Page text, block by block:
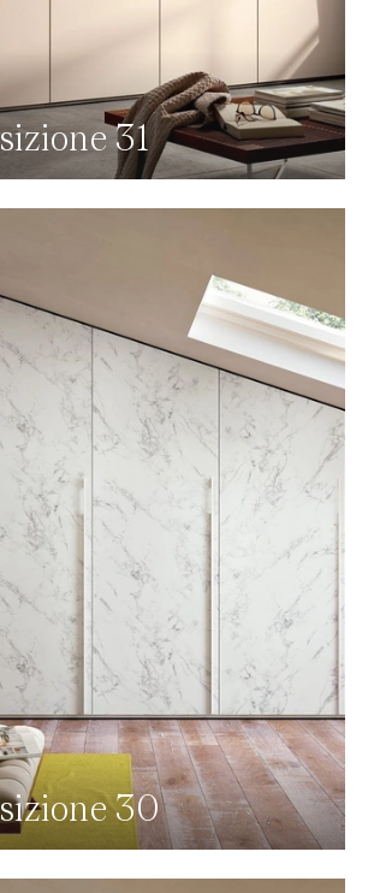
31
30